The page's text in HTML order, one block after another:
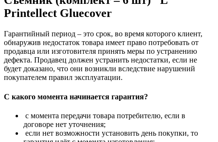
Printellect Gluecover
Гарантийный период – это срок, во время которого клиент,
обнаружив недостаток товара имеет право потребовать от
продавца или изготовителя принять меры по устранению
дефекта. Продавец должен устранить недостатки, если не
будет доказано, что они возникли вследствие нарушений
покупателем правил эксплуатации.
С какого момента начинается гарантия?
с момента передачи товара потребителю, если в
договоре нет уточнения;
если нет возможности установить день покупки, то